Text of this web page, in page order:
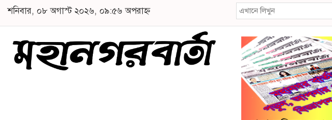
শনিবার, ০৮ অগাস্ট ২০২৬, ০৯:৫৬ অপরাহ্ন